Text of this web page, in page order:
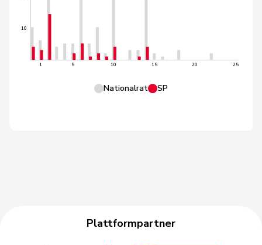
10
1 5 10 15 20 25
Nationalrat SP
Plattformpartner